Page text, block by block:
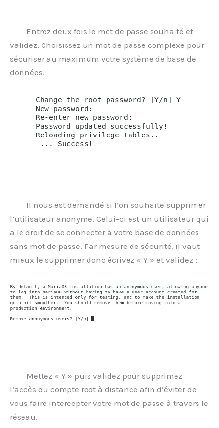
Entrez deux fois le mot de passe souhaité et
validez. Choisissez un mot de passe complexe pour
sécuriser au maximum votre système de base de
données.
Il nous est demandé si l’on souhaite supprimer
l’utilisateur anonyme. Celui-ci est un utilisateur qui
a le droit de se connecter à votre base de données
sans mot de passe. Par mesure de sécurité, il vaut
mieux le supprimer donc écrivez « Y » et validez :
Mettez « Y » puis validez pour supprimez
l’accès du compte root à distance afin d’éviter de
vous faire intercepter votre mot de passe à travers le
réseau.